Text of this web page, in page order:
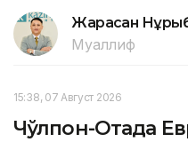
Жарасқан
Муаллиф
15:38, 07 Август 2026
Чўлпон-Отада